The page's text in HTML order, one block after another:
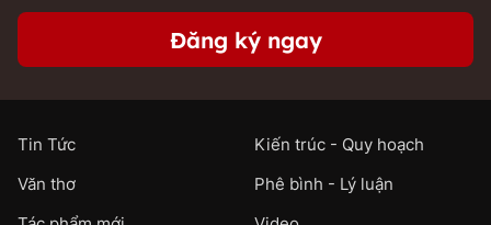
Đăng ký ngay
Tin Tức
Kiến trúc - Quy hoạch
Văn thơ
Phê bình - Lý luận